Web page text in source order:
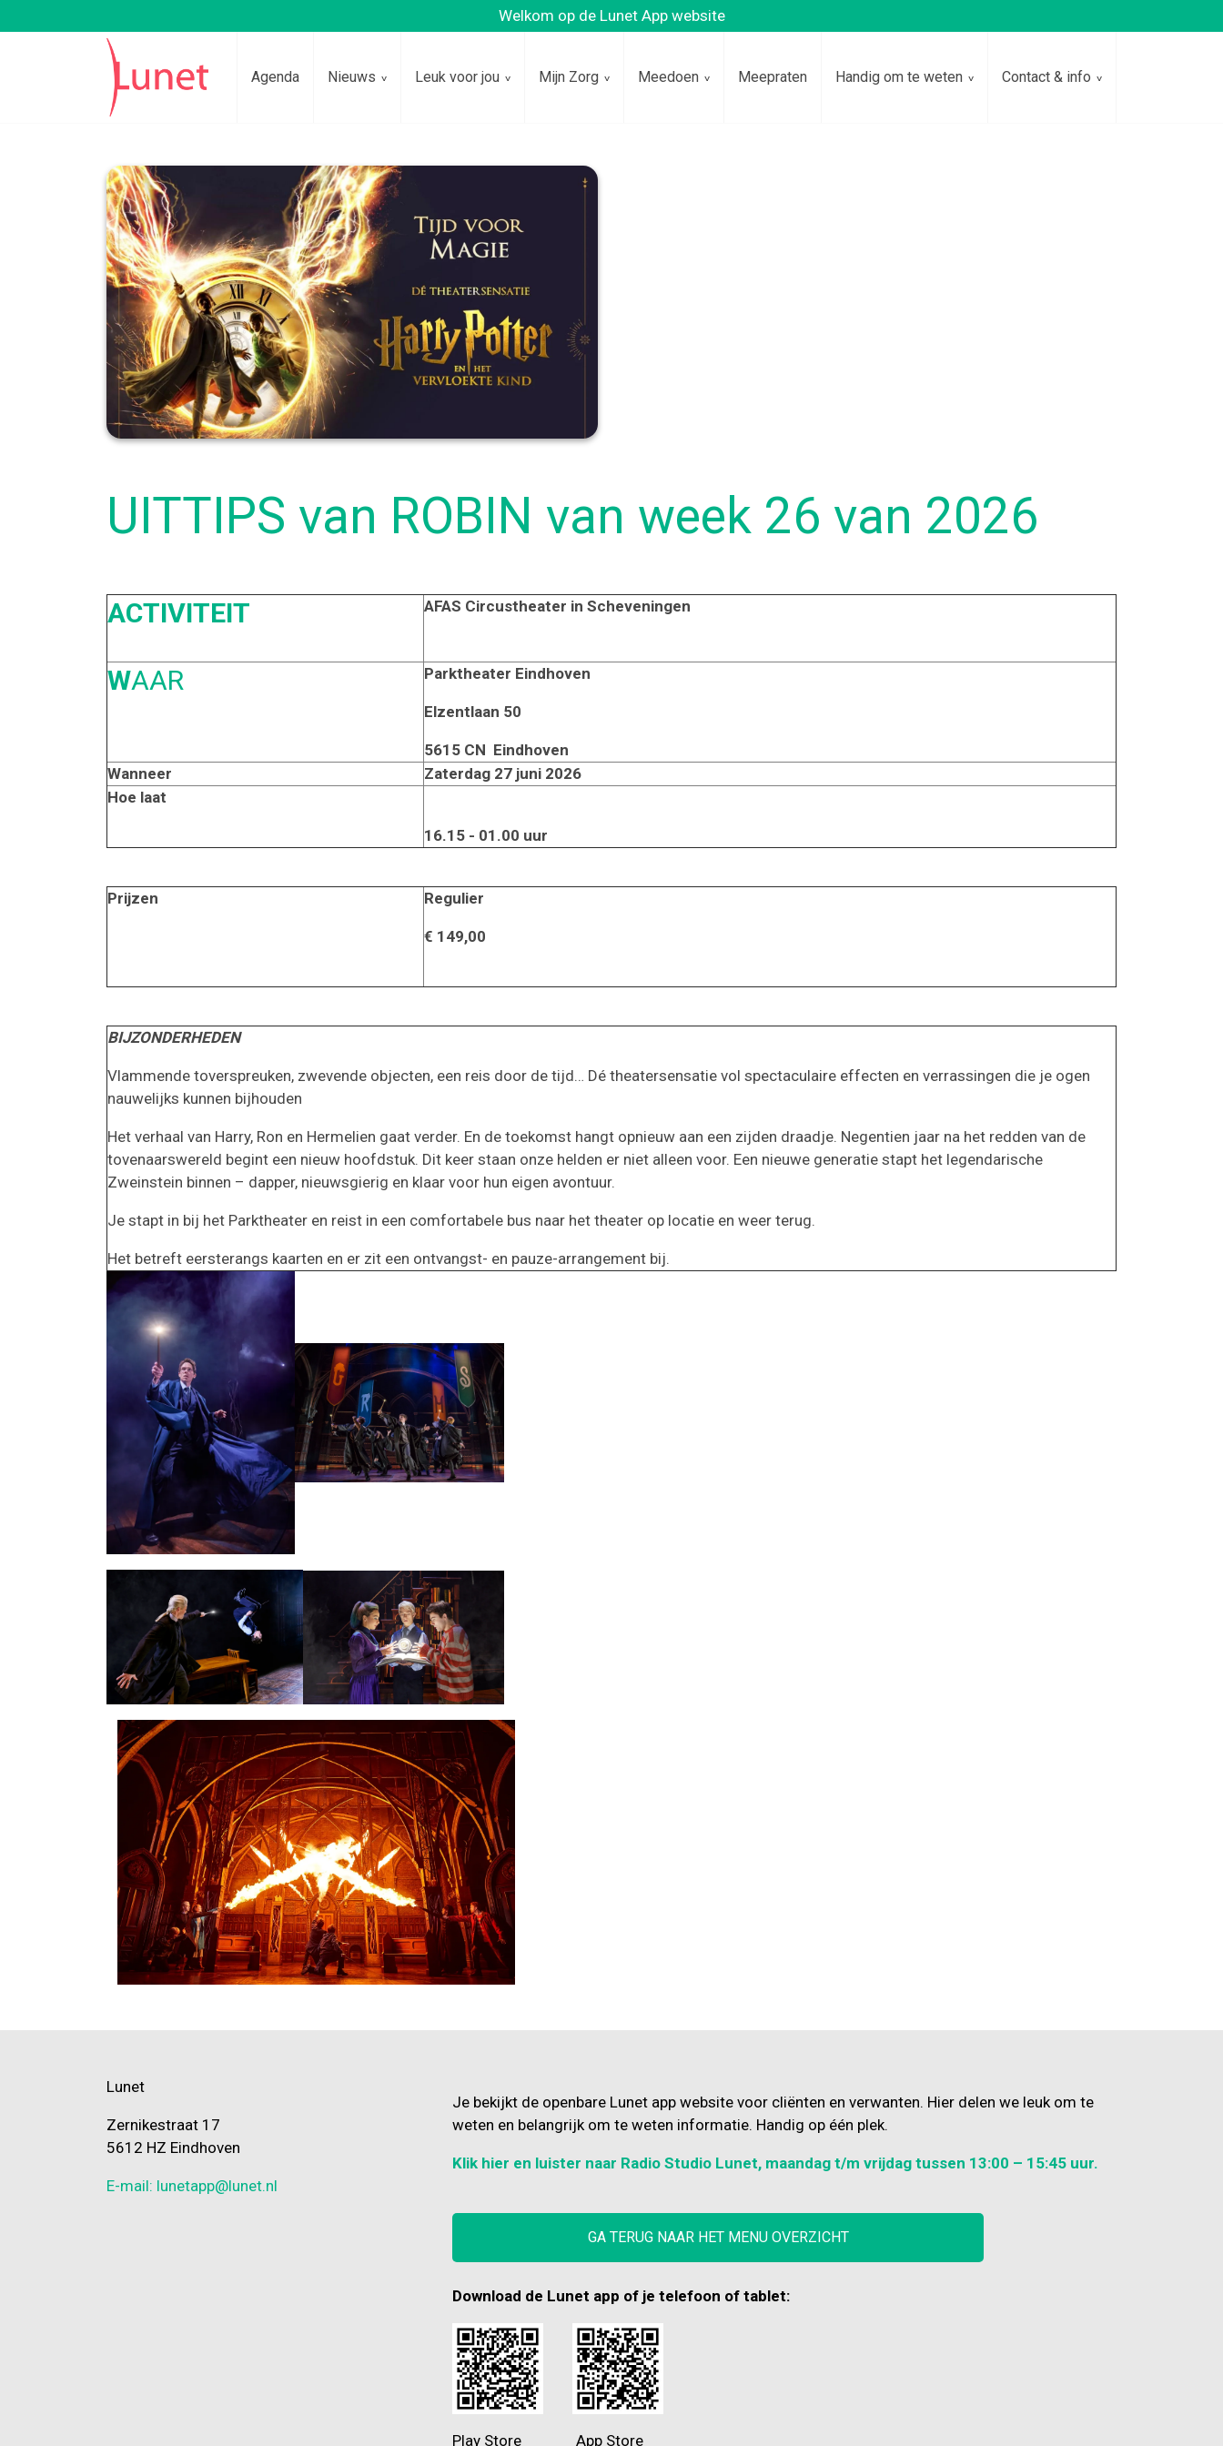
Welkom op de Lunet App website
Agenda Nieuws Leuk voor jou Mijn Zorg Meedoen Meepraten Handig om te weten Contact & info
Lees voor
UITTIPS van ROBIN van week 26 van 2026
ACTIVITEIT AFAS Circustheater in Scheveningen
WAAR Parktheater Eindhoven
Elzentlaan 50
5615 CN Eindhoven
Wanneer
Zaterdag 27 juni 2026
Hoe laat
16.15 - 01.00 uur
Prijzen Regulier
€ 149,00
BIJZONDERHEDEN
Vlammende toverspreuken, zwevende objecten, een reis door de tijd… Dé theatersensatie vol spectaculaire effecten en verrassingen die je ogen
nauwelijks kunnen bijhouden
Het verhaal van Harry, Ron en Hermelien gaat verder. En de toekomst hangt opnieuw aan een zijden draadje. Negentien jaar na het redden van de
tovenaarswereld begint een nieuw hoofdstuk. Dit keer staan onze helden er niet alleen voor. Een nieuwe generatie stapt het legendarische
Zweinstein binnen – dapper, nieuwsgierig en klaar voor hun eigen avontuur.
Je stapt in bij het Parktheater en reist in een comfortabele bus naar het theater op locatie en weer terug.
Het betreft eersterangs kaarten en er zit een ontvangst- en pauze-arrangement bij.
Lunet
Zernikestraat 17
5612 HZ Eindhoven
E-mail: lunetapp@lunet.nl
Je bekijkt de openbare Lunet app website voor cliënten en verwanten. Hier delen we leuk om te
weten en belangrijk om te weten informatie. Handig op één plek.
Klik hier en luister naar Radio Studio Lunet, maandag t/m vrijdag tussen 13:00 – 15:45 uur.
GA TERUG NAAR HET MENU OVERZICHT
Download de Lunet app of je telefoon of tablet:
Play Store App Store